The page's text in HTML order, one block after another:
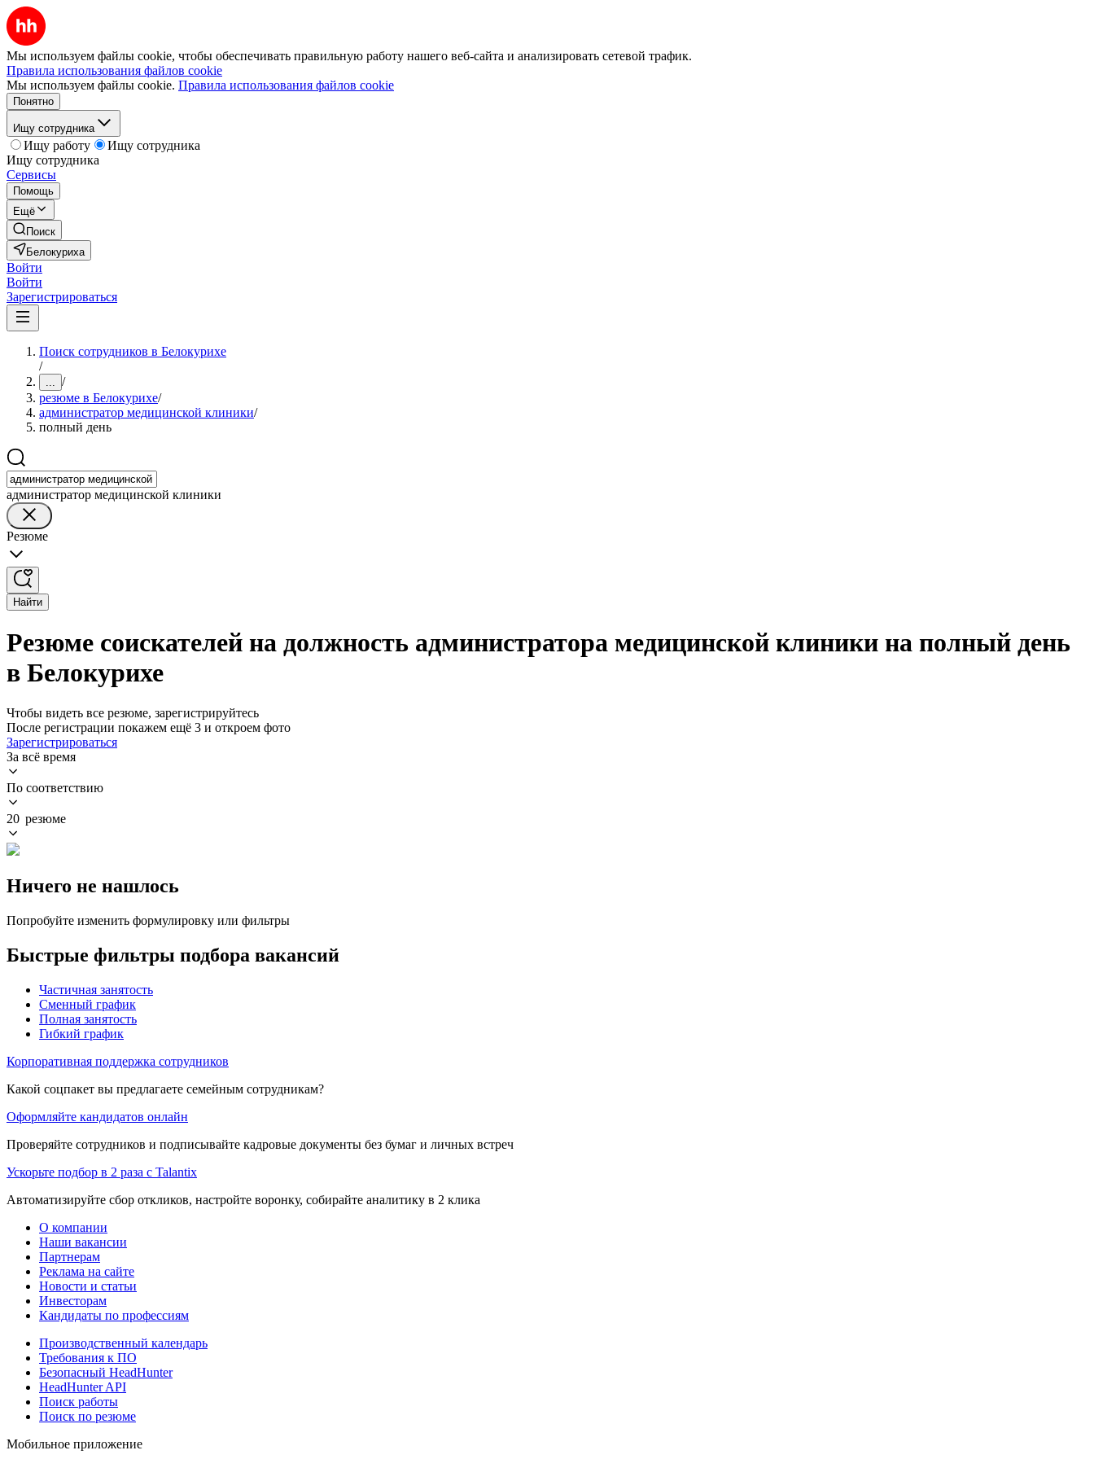
Мы используем файлы cookie, чтобы обеспечивать правильную работу нашего веб-сайта и анализировать сетевой трафик.
Правила использования файлов cookie
Мы используем файлы cookie. Правила использования файлов cookie
Понятно
Ищу сотрудника
Ищу работу
Ищу сотрудника
Ищу сотрудника
Сервисы
Помощь
Ещё
Поиск
Белокуриха
Войти
Войти
Зарегистрироваться
Поиск сотрудников в Белокурихе
/
... /
резюме в Белокурихе/
администратор медицинской клиники/
полный день
администратор медицинской клиники
Резюме
Найти
Резюме соискателей на должность администратора медицинской клиники на полный день
в Белокурихе
Чтобы видеть все резюме, зарегистрируйтесь
После регистрации покажем ещё 3 и откроем фото
Зарегистрироваться
За всё время
По соответствию
20 резюме
Ничего не нашлось
Попробуйте изменить формулировку или фильтры
Быстрые фильтры подбора вакансий
Частичная занятость
Сменный график
Полная занятость
Гибкий график
Корпоративная поддержка сотрудников
Какой соцпакет вы предлагаете семейным сотрудникам?
Оформляйте кандидатов онлайн
Проверяйте сотрудников и подписывайте кадровые документы без бумаг и личных встреч
Ускорьте подбор в 2 раза с Talantix
Автоматизируйте сбор откликов, настройте воронку, собирайте аналитику в 2 клика
О компании
Наши вакансии
Партнерам
Реклама на сайте
Новости и статьи
Инвесторам
Кандидаты по профессиям
Производственный календарь
Требования к ПО
Безопасный HeadHunter
HeadHunter API
Поиск работы
Поиск по резюме
Мобильное приложение